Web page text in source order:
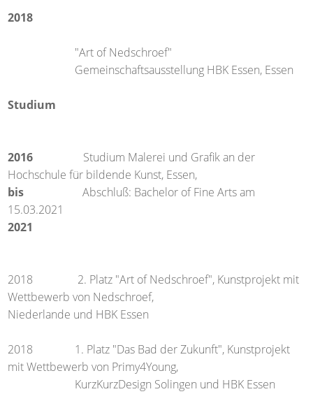
2018
"Art of Nedschroef"
Gemeinschaftsausstellung HBK Essen, Essen
Studium
2016 Studium Malerei und Grafik an der
Hochschule für bildende Kunst, Essen,
bis
Abschluß: Bachelor of Fine Arts am
15.03.2021
2021
2018 2. Platz "Art of Nedschroef", Kunstprojekt mit
Wettbewerb von Nedschroef,
Niederlande und HBK Essen
2018 1. Platz "Das Bad der Zukunft", Kunstprojekt
mit Wettbewerb von Primy4Young,
KurzKurzDesign Solingen und HBK Essen